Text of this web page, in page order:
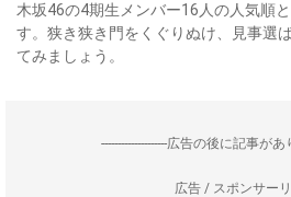
木坂46の4期生メンバー16人の人気順
す。狭き狭き門をくぐりぬけ、見事選
てみましょう。
--------------------広告の後に記事があ
広告 / スポンサー